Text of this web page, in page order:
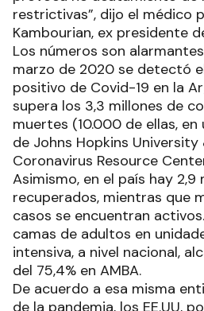
restrictivas”, dijo el médico
Kambourian, ex presidente
Los números son
marzo de 2020 se detectó
positivo de Covid-19 en la
supera los 3,3 millones de
muertes (10.000 de ellas,
de Johns Hopkins University
Coronavirus Resource
Asimismo, en el país hay 2,9
recuperados, mientras que
casos se encuentran
camas de adultos en
intensiva, a nivel nacional,
del 75,4% en AMBA.
De acuerdo a esa misma